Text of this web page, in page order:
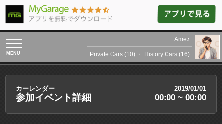
toggle
navigation
Ame♪
Private Cars (10) ・ History Cars (16)
カーレンダー 2019/01/01
参加イベント詳細 00:00 ~ 00:00